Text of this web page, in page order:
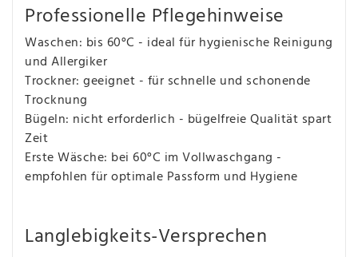
Professionelle Pflegehinweise
Waschen: bis 60°C - ideal für hygienische Reinigung
und Allergiker
Trockner: geeignet - für schnelle und schonende
Trocknung
Bügeln: nicht erforderlich - bügelfreie Qualität spart
Zeit
Erste Wäsche: bei 60°C im Vollwaschgang -
empfohlen für optimale Passform und Hygiene
Langlebigkeits-Versprechen